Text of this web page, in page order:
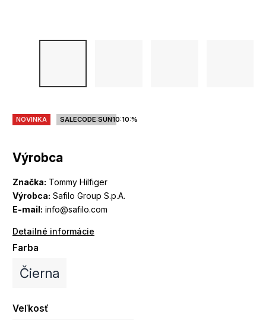
Výrobca
Značka: Tommy Hilfiger
Výrobca: Safilo Group S.p.A.
E-mail: info@safilo.com
Detailné informácie
NOVINKA SALECODE:SUN10:10:%
Farba
Čierna
Veľkosť